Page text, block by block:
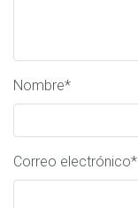
Nombre*
Correo electrónico*